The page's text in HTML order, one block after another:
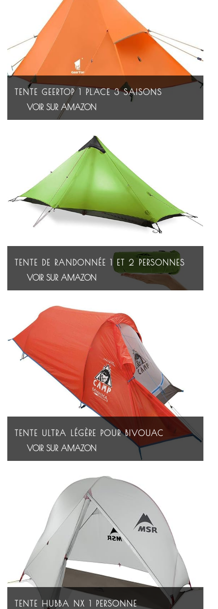
TENTE GEERTOP 1 PLACE 3 SAISONS
VOIR SUR AMAZON
TENTE DE RANDONNÉE 1 ET 2 PERSONNES
VOIR SUR AMAZON
TENTE ULTRA LÉGÈRE POUR BIVOUAC
VOIR SUR AMAZON
TENTE HUBBA NX 1 PERSONNE